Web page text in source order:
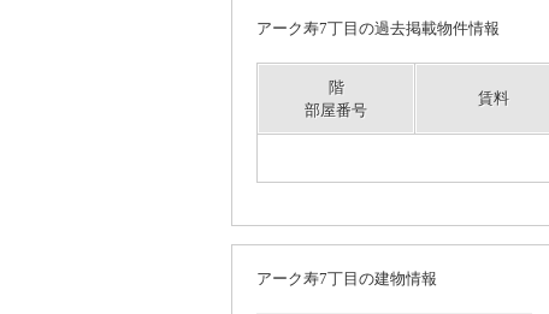
アーク寿7丁目の過去掲載物件情報
階
部屋番号
賃料
アーク寿7丁目の建物情報